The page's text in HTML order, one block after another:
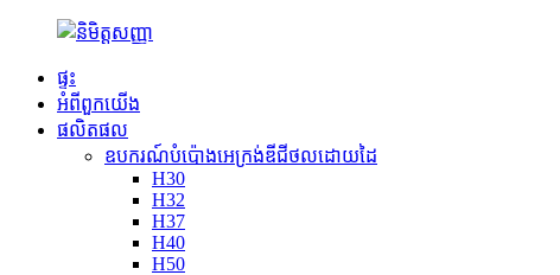
ផ្ទះ
អំពី​ពួក​យើង
ផលិតផល
ឧបករណ៍បំប៉ោងអេក្រង់ឌីជីថលដោយដៃ
H30
H32
H37
H40
H50